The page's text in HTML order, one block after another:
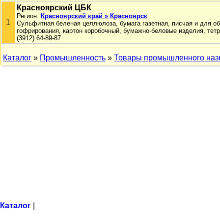
1
Красноярский ЦБК
Регион: Красноярский край » Красноярск
Сульфитная беленая целлюлоза, бумага газетная, писчая и для
гофрирования, картон коробочный, бумажно-беловые изделия,
(3912) 64-89-87
Каталог » Промышленность » Товары промышленного
Каталог